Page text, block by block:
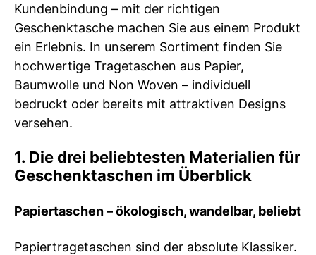
Kundenbindung – mit der richtigen
Geschenktasche machen Sie aus einem Produkt
ein Erlebnis. In unserem Sortiment finden Sie
hochwertige Tragetaschen aus Papier,
Baumwolle und Non Woven – individuell
bedruckt oder bereits mit attraktiven Designs
versehen.
1. Die drei beliebtesten Materialien für
Geschenktaschen im Überblick
Papiertaschen – ökologisch, wandelbar, beliebt
Papiertragetaschen sind der absolute Klassiker.